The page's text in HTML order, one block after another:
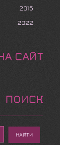
2015
2022
САЙТ
ПОИСК